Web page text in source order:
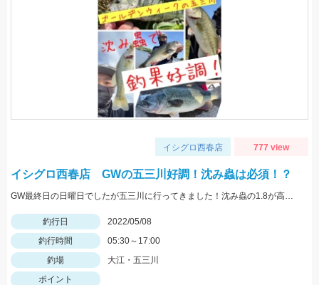
イシグロ西春店 777 view
イシグロ西春店 GWの五三川好調！沈み蟲は必須！？
GW最終日の日曜日でしたが五三川に行ってきました！沈み蟲の1.8が高反応でした！沈み蟲1.8のズル引きで釣果を出せてオフセットフックなので根掛かりも少なくてオススメですよ！
釣行日
2022/05/08
釣行時間
05:30～17:00
釣場
大江・五三川
ポイント